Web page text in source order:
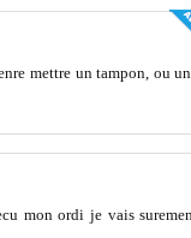
mettre un tampon, ou
mon ordi je vais